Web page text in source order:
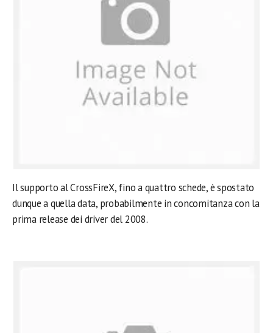
Il supporto al CrossFireX, fino a quattro schede, è spostato
dunque a quella data, probabilmente in concomitanza con la
prima release dei driver del 2008.